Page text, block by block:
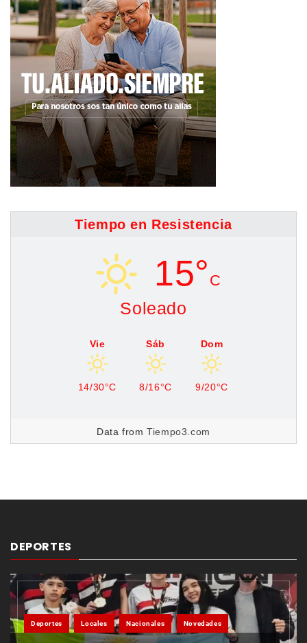
Tiempo en Resistencia
15° C
Soleado
Vie
14/30°C
Sáb
8/16°C
Dom
9/20°C
Data fromTiempo3.com
DEPORTES
Deportes Locales Nacionales Novedades